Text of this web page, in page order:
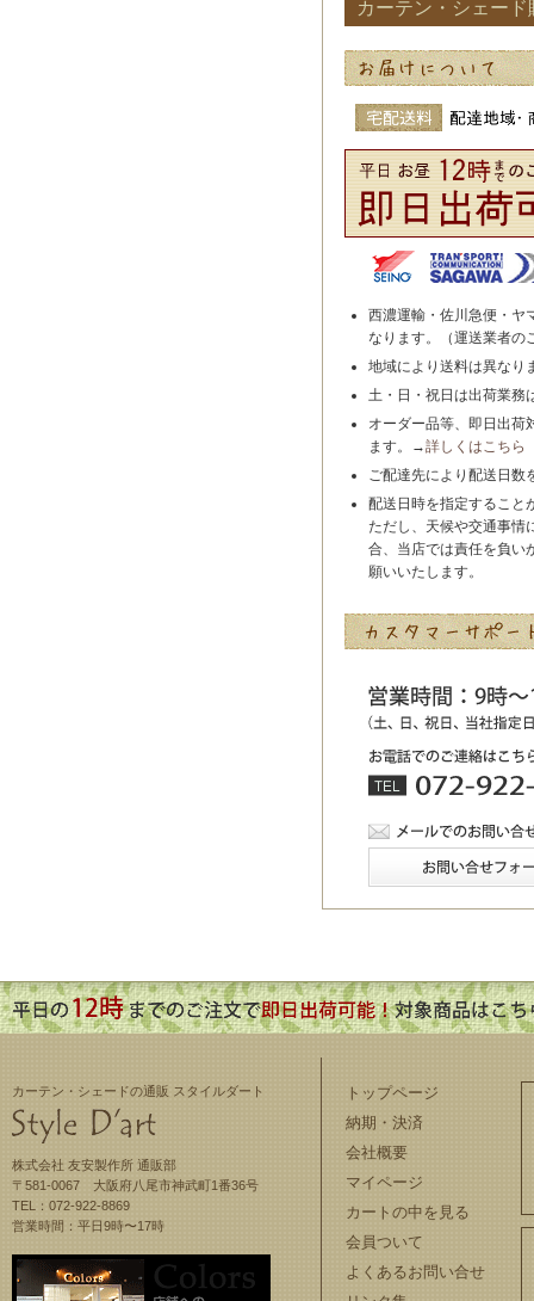
カーテン・シェー
西濃運輸・佐川急便・ヤ
なります。（運送業者の
地域により送料は異なり
土・日・祝日は出荷業務
オーダー品等、即日出荷
ます。→詳しくはこちら
ご配達先により配送日数
配送日時を指定すること
ただし、天候や交通事情
合、当店では責任を負い
願いいたします。
カーテン・シェードの通販 スタイルダート
株式会社 友安製作所 通販部
〒581-0067 大阪府八尾市神武町1番36号
TEL：072-922-8869
営業時間：平日9時〜17時
トップページ
納期・決済
会社概要
マイページ
カートの中を見る
会員ついて
よくあるお問い合せ